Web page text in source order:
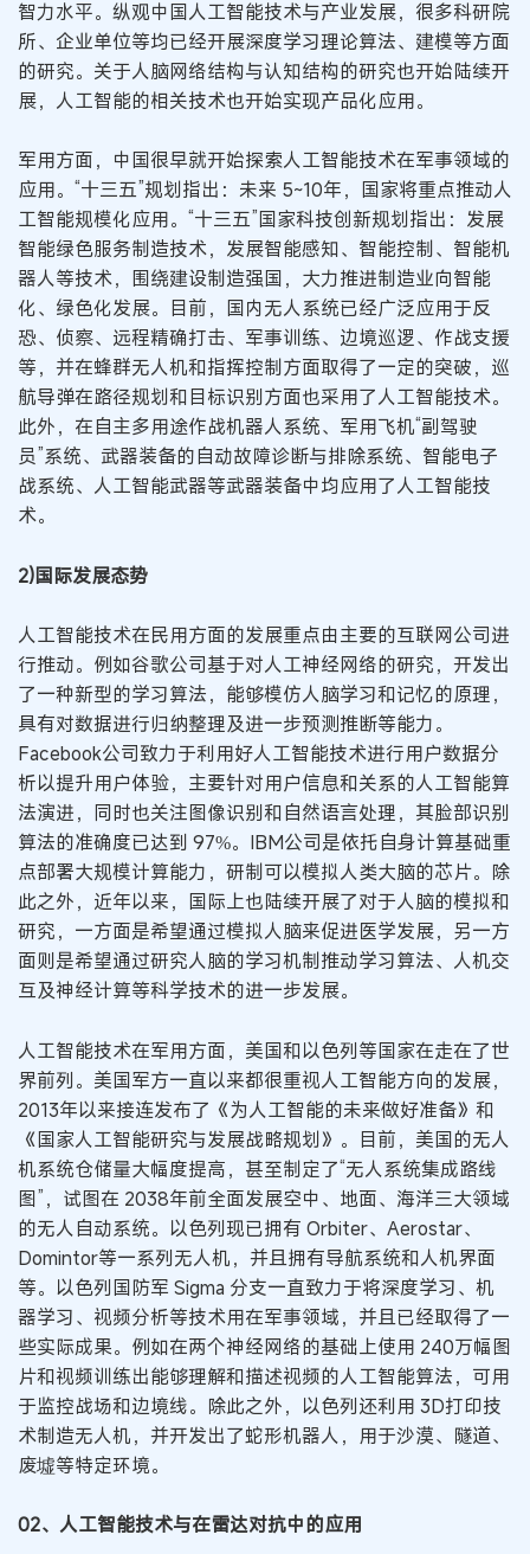
智力水平。纵观中国人工智能技术与产业发展，很多科研院
所、企业单位等均已经开展深度学习理论算法、建模等方面
的研究。关于人脑网络结构与认知结构的研究也开始陆续开
展，人工智能的相关技术也开始实现产品化应用。
军用方面，中国很早就开始探索人工智能技术在军事领域的
应用。“十三五”规划指出：未来 5~10年，国家将重点推动人
工智能规模化应用。“十三五”国家科技创新规划指出：发展
智能绿色服务制造技术，发展智能感知、智能控制、智能机
器人等技术，围绕建设制造强国，大力推进制造业向智能
化、绿色化发展。目前，国内无人系统已经广泛应用于反
恐、侦察、远程精确打击、军事训练、边境巡逻、作战支援
等，并在蜂群无人机和指挥控制方面取得了一定的突破，巡
航导弹在路径规划和目标识别方面也采用了人工智能技术。
此外，在自主多用途作战机器人系统、军用飞机“副驾驶
员”系统、武器装备的自动故障诊断与排除系统、智能电子
战系统、人工智能武器等武器装备中均应用了人工智能技
术。
2)国际发展态势
人工智能技术在民用方面的发展重点由主要的互联网公司进
行推动。例如谷歌公司基于对人工神经网络的研究，开发出
了一种新型的学习算法，能够模仿人脑学习和记忆的原理，
具有对数据进行归纳整理及进一步预测推断等能力。
Facebook公司致力于利用好人工智能技术进行用户数据分
析以提升用户体验，主要针对用户信息和关系的人工智能算
法演进，同时也关注图像识别和自然语言处理，其脸部识别
算法的准确度已达到 97%。IBM公司是依托自身计算基础重
点部署大规模计算能力，研制可以模拟人类大脑的芯片。除
此之外，近年以来，国际上也陆续开展了对于人脑的模拟和
研究，一方面是希望通过模拟人脑来促进医学发展，另一方
面则是希望通过研究人脑的学习机制推动学习算法、人机交
互及神经计算等科学技术的进一步发展。
人工智能技术在军用方面，美国和以色列等国家在走在了世
界前列。美国军方一直以来都很重视人工智能方向的发展，
2013年以来接连发布了《为人工智能的未来做好准备》和
《国家人工智能研究与发展战略规划》。目前，美国的无人
机系统仓储量大幅度提高，甚至制定了“无人系统集成路线
图”，试图在 2038年前全面发展空中、地面、海洋三大领域
的无人自动系统。以色列现已拥有 Orbiter、Aerostar、
Domintor等一系列无人机，并且拥有导航系统和人机界面
等。以色列国防军 Sigma 分支一直致力于将深度学习、机
器学习、视频分析等技术用在军事领域，并且已经取得了一
些实际成果。例如在两个神经网络的基础上使用 240万幅图
片和视频训练出能够理解和描述视频的人工智能算法，可用
于监控战场和边境线。除此之外，以色列还利用 3D打印技
术制造无人机，并开发出了蛇形机器人，用于沙漠、隧道、
废墟等特定环境。
02、人工智能技术与在雷达对抗中的应用